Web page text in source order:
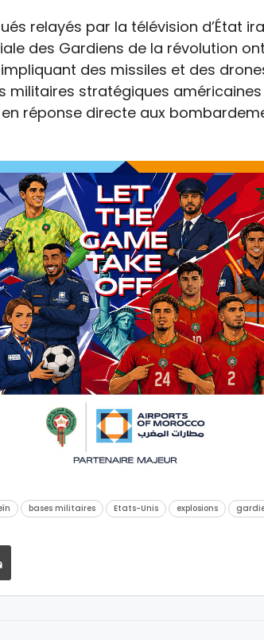
relayés par la télévision d’État
des Gardiens de la révolution
des missiles et des
militaires stratégiques
réponse directe aux
bases militaires Etats-Unis explosions